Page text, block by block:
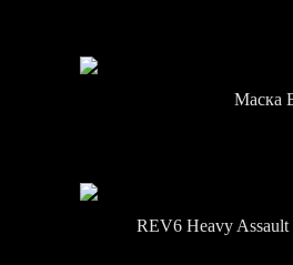
Маска
REV6 Heavy